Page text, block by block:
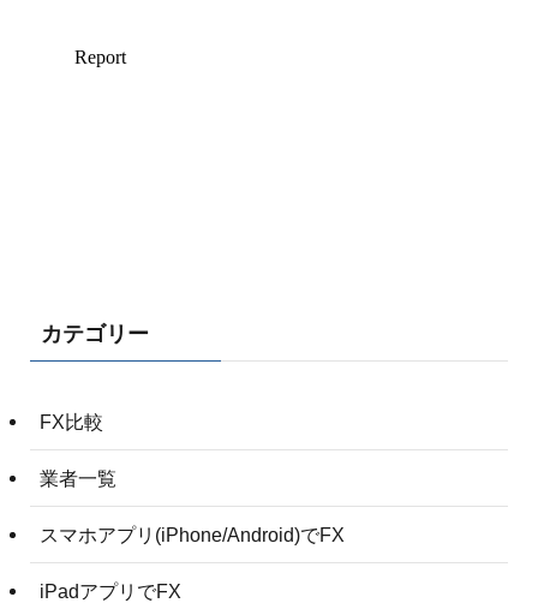
カテゴリー
FX比較
業者一覧
スマホアプリ(iPhone/Android)でFX
iPadアプリでFX